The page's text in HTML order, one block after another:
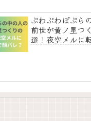
ぷわぷわぽぷら
前世が黄ノ星つ
選！夜空メルに